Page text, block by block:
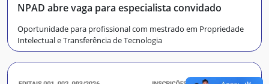
NPAD abre vaga para especialista convidado
Oportunidade para profissional com mestrado em Propriedade
Intelectual e Transferência de Tecnologia